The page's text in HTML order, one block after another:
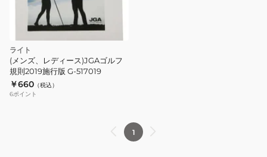
ライト
(メンズ、レディース)JGAゴルフ
規則2019施行版 G-517019
￥660 （税込）
6ポイント
1